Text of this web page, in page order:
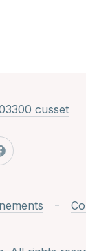
cusset
Window